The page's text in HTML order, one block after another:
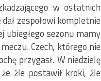
w ostatnich
zespołowi kompletnie
ubiegłego sezonu mamy
Czech, którego nie
przygasł. W niedzielę
źle postawił kroki, źle